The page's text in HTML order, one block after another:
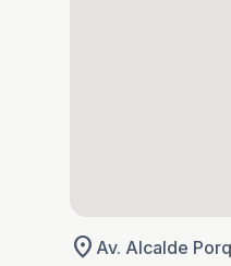
location_on Av. Alcalde